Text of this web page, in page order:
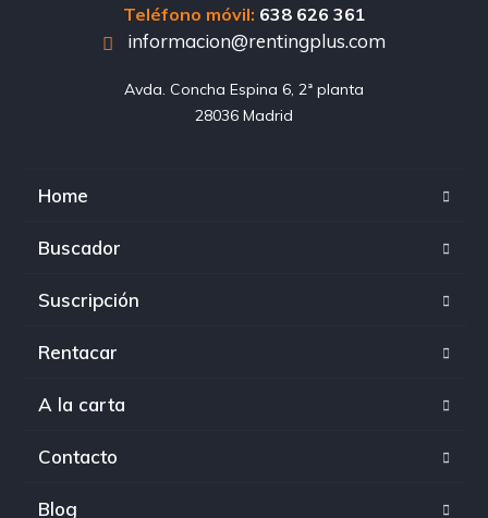
Teléfono móvil: 638 626 361
informacion@rentingplus.com
Avda. Concha Espina 6, 2ª planta
28036 Madrid
Home
Buscador
Suscripción
Rentacar
A la carta
Contacto
Blog